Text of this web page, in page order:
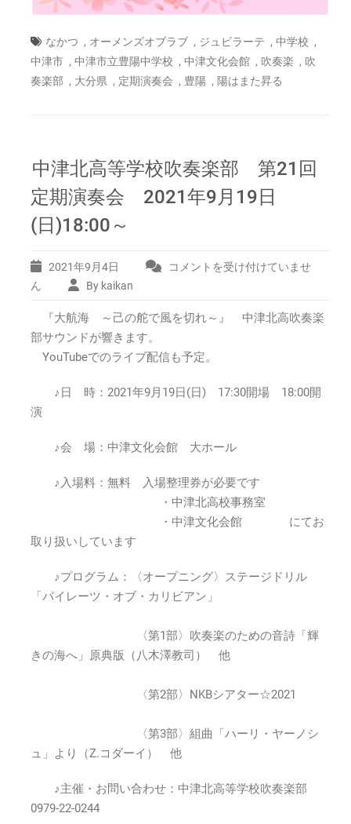
なかつ , オーメンズオブラブ , ジュビラーテ , 中学校 ,
中津市 , 中津市立豊陽中学校 , 中津文化会館 , 吹奏楽 , 吹
奏楽部 , 大分県 , 定期演奏会 , 豊陽 , 陽はまた昇る
中津北高等学校吹奏楽部 第21回
定期演奏会 2021年9月19日
(日)18:00～
2021年9月4日
中
高
学
校
奏
第
回
定
期
演
2021
年
月
日
～
コメントを受け付けていませ
ん
By kaikan
『大航海 ～己の舵で風を切れ～』 中津北高吹奏楽
部サウンドが響きます。
YouTubeでのライブ配信も予定。
♪日 時：2021年9月19日(日) 17:30開場 18:00開
演
♪会 場：中津文化会館 大ホール
♪入場料：無料 入場整理券が必要です
・中津北高校事務室
・中津文化会館 にてお
取り扱いしています
♪プログラム：〈オープニング〉ステージドリル
「パイレーツ・オブ・カリビアン」
〈第1部〉吹奏楽のための音詩「輝
きの海へ」原典版（八木澤教司） 他
〈第2部〉NKBシアター☆2021
〈第3部〉組曲「ハーリ・ヤーノシ
ュ」より（Z.コダーイ） 他
♪主催・お問い合わせ：中津北高等学校吹奏楽部
0979-22-0244